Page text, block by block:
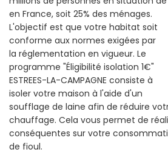
en France, soit 25% des ménages.
L'objectif est que votre habitat soit
conforme aux normes exigées par
la réglementation en vigueur. Le
programme "Éligibilité isolation 1€"
ESTREES-LA-CAMPAGNE consiste à
isoler votre maison à l'aide d'un
soufflage de laine afin de réduire
chauffage. Cela vous permet de
conséquentes sur votre
de fioul.